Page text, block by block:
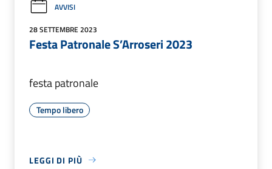
AVVISI
28 SETTEMBRE 2023
Festa Patronale S’Arroseri 2023
festa patronale
Tempo libero
LEGGI DI PIÙ